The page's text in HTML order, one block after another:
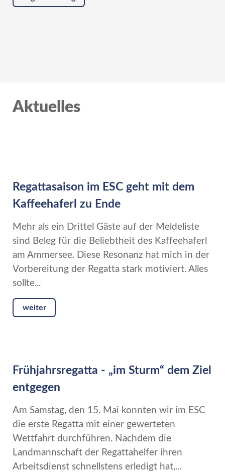
Aktuelles
Regattasaison im ESC geht mit dem
Kaffeehaferl zu Ende
Mehr als ein Drittel Gäste auf der Meldeliste
sind Beleg für die Beliebtheit des Kaffeehaferl
am Ammersee. Diese Resonanz hat mich in der
Vorbereitung der Regatta stark motiviert. Alles
sollte...
weiter
Frühjahrsregatta - „im Sturm“ dem Ziel
entgegen
Am Samstag, den 15. Mai konnten wir im ESC
die erste Regatta mit einer gewerteten
Wettfahrt durchführen. Nachdem die
Landmannschaft der Regattahelfer ihren
Arbeitsdienst schnellstens erledigt hat,...